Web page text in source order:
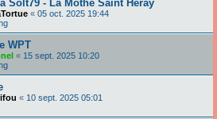
Solt79 - La Mothe Saint Heray
« 05 oct. 2025 19:44
WPT
« 15 sept. 2025 10:20
« 10 sept. 2025 05:01